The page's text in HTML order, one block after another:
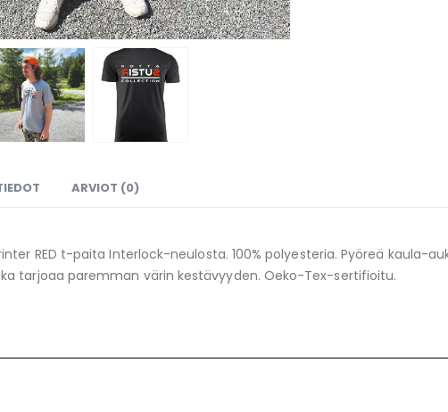
ARVIOT (0)
RED t-paita Interlock-neulosta. 100% polyesteria. Pyöreä kaula-
tarjoaa paremman värin kestävyyden. Oeko-Tex-sertifioitu.